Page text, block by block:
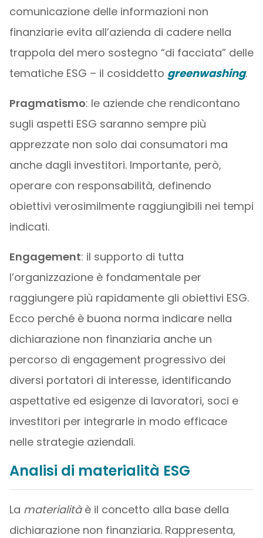
comunicazione delle informazioni non
finanziarie evita all’azienda di cadere nella
trappola del mero sostegno “di facciata” delle
tematiche ESG – il cosiddetto greenwashing.
Pragmatismo: le aziende che rendicontano
sugli aspetti ESG saranno sempre più
apprezzate non solo dai consumatori ma
anche dagli investitori. Importante, però,
operare con responsabilità, definendo
obiettivi verosimilmente raggiungibili nei tempi
indicati.
Engagement: il supporto di tutta
l’organizzazione è fondamentale per
raggiungere più rapidamente gli obiettivi ESG.
Ecco perché è buona norma indicare nella
dichiarazione non finanziaria anche un
percorso di engagement progressivo dei
diversi portatori di interesse, identificando
aspettative ed esigenze di lavoratori, soci e
investitori per integrarle in modo efficace
nelle strategie aziendali.
Analisi di materialità ESG
La materialitàè il concetto alla base della
dichiarazione non finanziaria. Rappresenta,